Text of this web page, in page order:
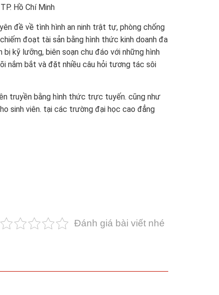
Hồ Chí Minh
đề về tình hình an ninh trật tự, phòng chống
đoạt tài sản bằng hình thức kinh doanh đa
kỹ lưỡng, biên soạn chu đáo với những hình
nắm bắt và đặt nhiều câu hỏi tương tác sôi
truyền bằng hình thức trực tuyến. cũng như
sinh viên. tại các trường đại học cao đẳng
Đánh giá bài viết nhé